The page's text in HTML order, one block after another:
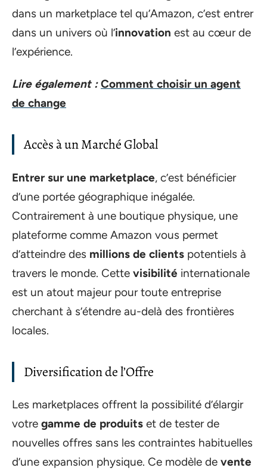
dans un marketplace tel qu’Amazon, c’est entrer
dans un univers où l’innovation est au cœur de
l’expérience.
Lire également : Comment choisir un agent
de change
Accès à un Marché Global
Entrer sur une marketplace, c’est bénéficier
d’une portée géographique inégalée.
Contrairement à une boutique physique, une
plateforme comme Amazon vous permet
d’atteindre des millions de clients potentiels à
travers le monde. Cette visibilité internationale
est un atout majeur pour toute entreprise
cherchant à s’étendre au-delà des frontières
locales.
Diversification de l’Offre
Les marketplaces offrent la possibilité d’élargir
votre gamme de produits et de tester de
nouvelles offres sans les contraintes habituelles
d’une expansion physique. Ce modèle de vente